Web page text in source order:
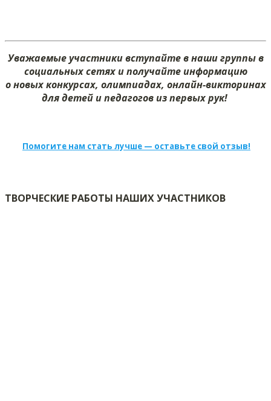
Уважаемые участники вступайте в наши группы в
социальных сетях и получайте информацию
о новых конкурсах, олимпиадах, онлайн-викторинах
для детей и педагогов из первых рук!
Помогите нам стать лучше — оставьте свой отзыв!
ТВОРЧЕСКИЕ РАБОТЫ НАШИХ УЧАСТНИКОВ